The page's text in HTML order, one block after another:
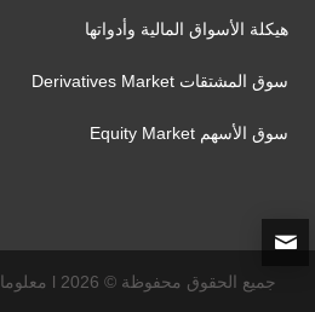
هيكلة الأسواق المالية وأدواتها
سوق المشتقات Derivatives Market
سوق الأسهم Equity Market
جميع الحقوق محفوظة © 2026 l معلومات - إستضافة